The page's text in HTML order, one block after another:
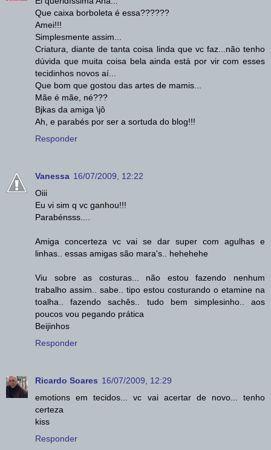
Que caixa borboleta é essa??????
Amei!!!
Simplesmente assim...
Criatura, diante de tanta coisa linda que vc faz...não tenho
dúvida que muita coisa bela ainda está por vir com esses
tecidinhos novos aí...
Que bom que gostou das artes de mamis...
Mãe é mãe, né???
Bjkas da amiga \jô
Ah, e parabés por ser a sortuda do blog!!!
Responder
Vanessa 16/07/2009, 12:22
Oiii
Eu vi sim q vc ganhou!!!
Parabénsss....
Amiga concerteza vc vai se dar super com agulhas e
linhas.. essas amigas são mara's.. hehehehe
Viu sobre as costuras... não estou fazendo nenhum
trabalho assim.. sabe.. tipo estou costurando o etamine na
toalha.. fazendo sachês.. tudo bem simplesinho.. aos
poucos vou pegando prática
Beijinhos
Responder
Ricardo Soares 16/07/2009, 12:29
emotions em tecidos... vc vai acertar de novo... tenho
certeza
kiss
Responder